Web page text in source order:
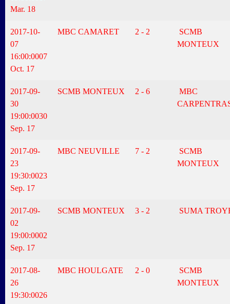
Mar. 18
2017-10-
07
16:00:0007
Oct. 17
MBC CAMARET 2 - 2
SCMB
MONTEUX
2017-09-
30
19:00:0030
Sep. 17
SCMB MONTEUX 2 - 6
MBC
2017-09-
23
19:30:0023
Sep. 17
MBC NEUVILLE 7 - 2
SCMB
MONTEUX
2017-09-
02
19:00:0002
Sep. 17
SCMB MONTEUX 3 - 2 SUMA
2017-08-
26
19:30:0026
MBC HOULGATE 2 - 0
SCMB
MONTEUX